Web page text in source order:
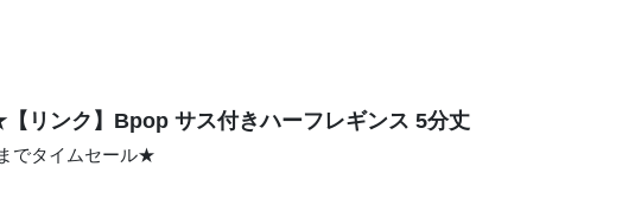
リンク】Bpop サス付きハーフレギンス 5分丈
でタイムセール★